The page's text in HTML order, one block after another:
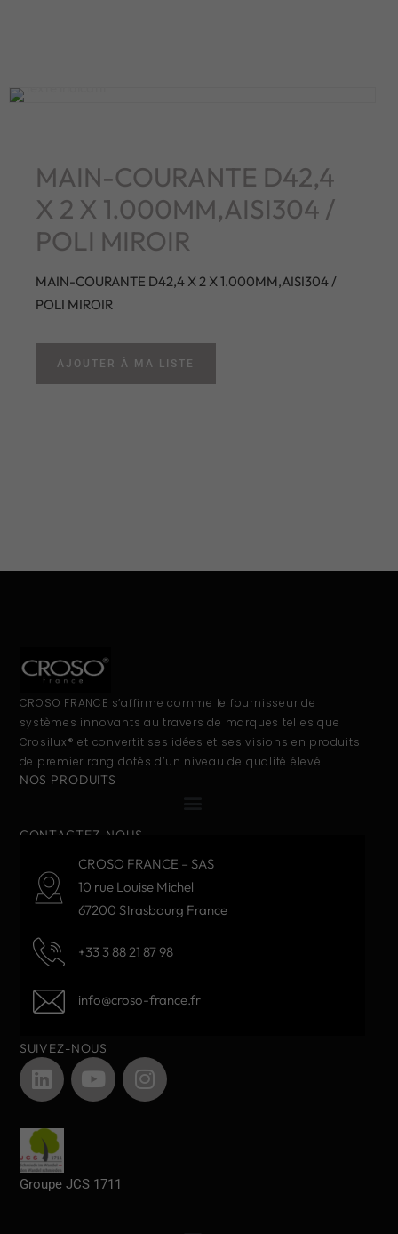
MAIN-COURANTE D42,4
X 2 X 1.000MM,AISI304 /
POLI MIROIR
MAIN-COURANTE D42,4 X 2 X 1.000MM,AISI304 /
POLI MIROIR
AJOUTER À MA LISTE
CROSO FRANCE s’affirme comme le fournisseur de
systèmes innovants au travers de marques telles que
Crosilux® et convertit ses idées et ses visions en produits
de premier rang dotés d’un niveau de qualité élevé.
NOS PRODUITS
CONTACTEZ-NOUS
CROSO FRANCE – SAS
10 rue Louise Michel
67200 Strasbourg France
+33 3 88 21 87 98
info@croso-france.fr
SUIVEZ-NOUS
Groupe JCS 1711